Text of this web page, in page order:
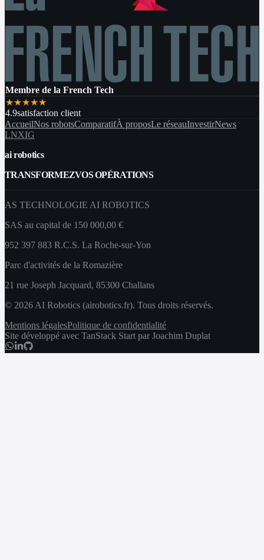
Membre de la French Tech
★★★★★
4.9satisfaction client
AccueilNos robotsComparatifÀ proposLe réseauInvestirNews
LNXIG
ai robotics
TRANSFORMEZVOS OPÉRATIONS
AS TECHNOLOGIE AI ROBOTICS
SAS au capital de 150 000,00 €
952 397 883 R.C.S. La Roche-sur-Yon
Parc d'activités de la Romazière
21 rue Joseph Jacquard, 85300 Challans
© 2026 AI Robotics (airobotics.fr). Tous droits réservés.
Mentions légalesPolitique de confidentialité
Site développé avec TanStack Start par Joachim Duplat